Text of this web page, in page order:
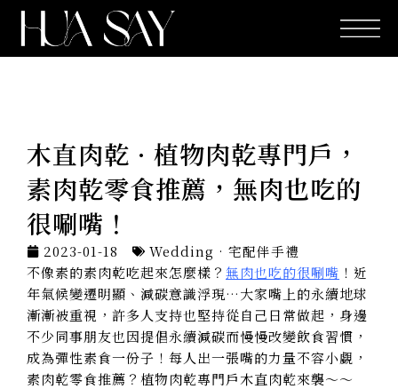
木直肉乾 · 植物肉乾專門戶，
素肉乾零食推薦，無肉也吃的
很唰嘴！
2023-01-18
Wedding · 宅配伴手禮
不像素的素肉乾吃起來怎麼樣？ 無肉也吃的很唰嘴 ！近
年氣候變遷明顯、減碳意識浮現…大家嘴上的永續地球
漸漸被重視，許多人支持也堅持從自己日常做起，身邊
不少同事朋友也因提倡永續減碳而慢慢改變飲食習慣，
成為彈性素食一份子！每人出一張嘴的力量不容小覷，
素肉乾零食推薦？植物肉乾專門戶木直肉乾來襲～～